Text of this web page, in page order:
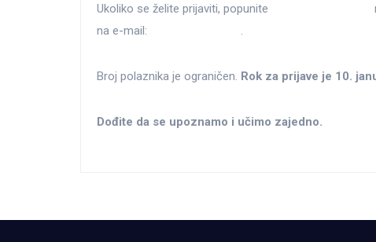
Ukoliko se želite prijaviti, popunite
na e-mail:
.
Broj polaznika je ograničen. Rok za prijave je 10.
Dođite da se upoznamo i učimo zajedno.